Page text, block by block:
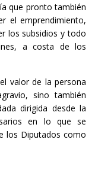
que pronto también
el emprendimiento,
los subsidios y todo
a costa de los
valor de la persona
sino también
dirigida desde la
en lo que se
los Diputados como